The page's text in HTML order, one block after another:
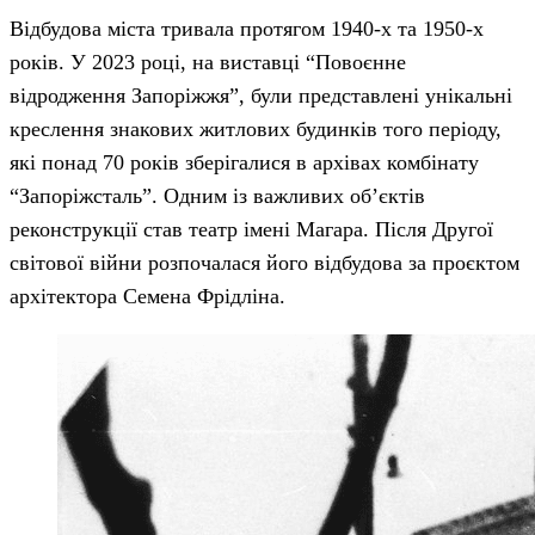
Відбудова міста тривала протягом 1940-х та 1950-х
років. У 2023 році, на виставці “Повоєнне
відродження Запоріжжя”, були представлені унікальні
креслення знакових житлових будинків того періоду,
які понад 70 років зберігалися в архівах комбінату
“Запоріжсталь”. Одним із важливих об’єктів
реконструкції став театр імені Магара. Після Другої
світової війни розпочалася його відбудова за проєктом
архітектора Семена Фрідліна.